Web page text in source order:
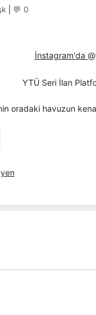
💬 0
İnstagram'da
YTÜ Seri İlan
oradaki havuzun